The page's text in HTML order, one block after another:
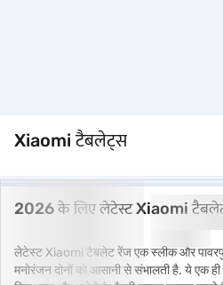
Xiaomi टैबलेट्स
2026 के लिए लेटेस्ट Xiaomi टैबलेट
लेटेस्ट Xiaomi टैबलेट रेंज एक स्लीक और
मनोरंजन दोनों को आसानी से संभालती है. ये एक ही